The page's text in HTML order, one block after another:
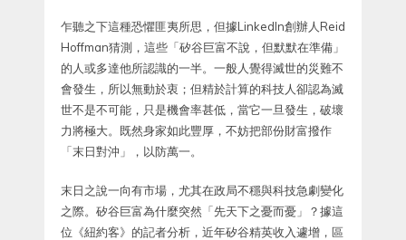
乍聽之下這種恐懼匪夷所思，但據LinkedIn創辦人Reid
Hoffman猜測，這些「矽谷巨富不說，但默默在準備」
的人或多達他所認識的一半。一般人覺得滅世的災難不
會發生，所以無動於衷；但精於計算的科技人卻認為滅
世不是不可能，只是機會率甚低，當它一旦發生，破壞
力將極大。既然身家如此豐厚，不妨把部份財富撥作
「末日對沖」，以防萬一。
末日之說一向有市場，尤其在政局不穩與科技急劇變化
之際。矽谷巨富為什麼突然「先天下之憂而憂」？據這
位《紐約客》的記者分析，近年矽谷精英收入遽增，區